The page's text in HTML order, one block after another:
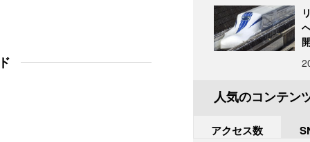
人気のコンテン
アクセス数